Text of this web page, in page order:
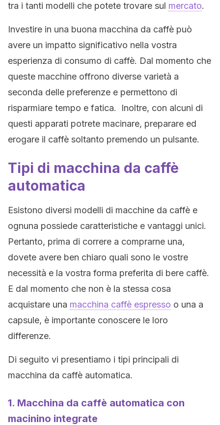
tra i tanti modelli che potete trovare sul mercato.
Investire in una buona macchina da caffè può
avere un impatto significativo nella vostra
esperienza di consumo di caffè. Dal momento che
queste macchine offrono diverse varietà a
seconda delle preferenze e permettono di
risparmiare tempo e fatica. Inoltre, con alcuni di
questi apparati potrete macinare, preparare ed
erogare il caffè soltanto premendo un pulsante.
Tipi di macchina da caffè
automatica
Esistono diversi modelli di macchine da caffè e
ognuna possiede caratteristiche e vantaggi unici.
Pertanto, prima di correre a comprarne una,
dovete avere ben chiaro quali sono le vostre
necessità e la vostra forma preferita di bere caffè.
E dal momento che non è la stessa cosa
acquistare una macchina caffè espresso o una a
capsule, è importante conoscere le loro
differenze.
Di seguito vi presentiamo i tipi principali di
macchina da caffè automatica.
1. Macchina da caffè automatica con
macinino integrate